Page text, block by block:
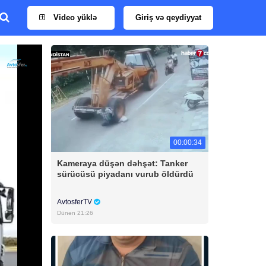
Video yüklə Giriş və qeydiyyat
00:00:34
Kameraya düşən dəhşət: Tanker
sürücüsü piyadanı vurub öldürdü
AvtosferTV
Dünən 21:26